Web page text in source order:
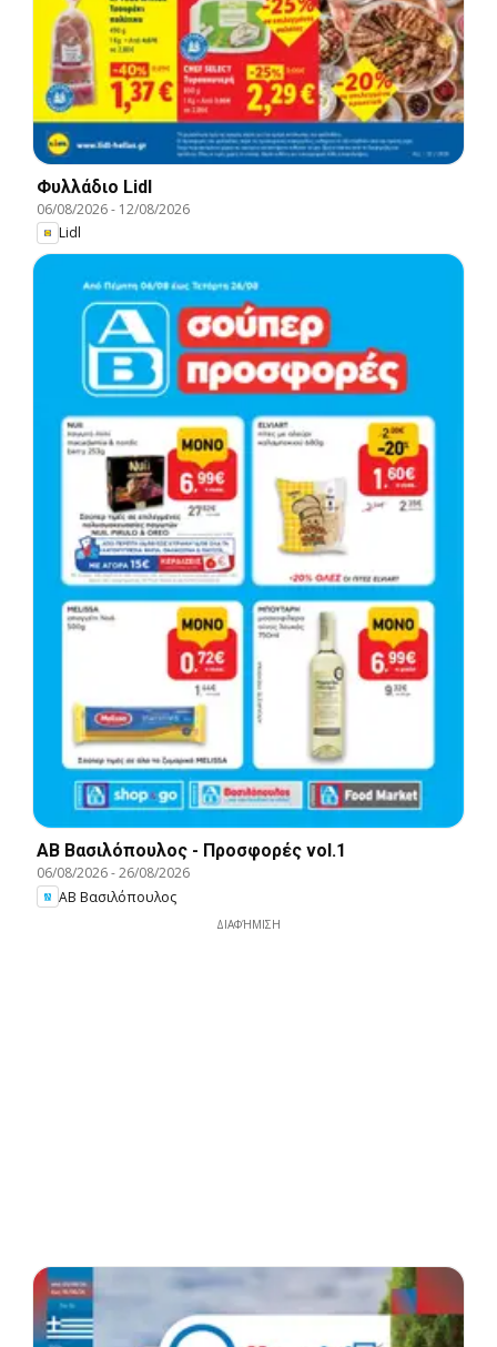
Φυλλάδιο Lidl
06/08/2026- 12/08/2026
Lidl
ΑΒ Βασιλόπουλος - Προσφορές vol.1
06/08/2026-26/08/2026
ΑΒ Βασιλόπουλος
ΔΙΑΦΉΜΙΣΗ